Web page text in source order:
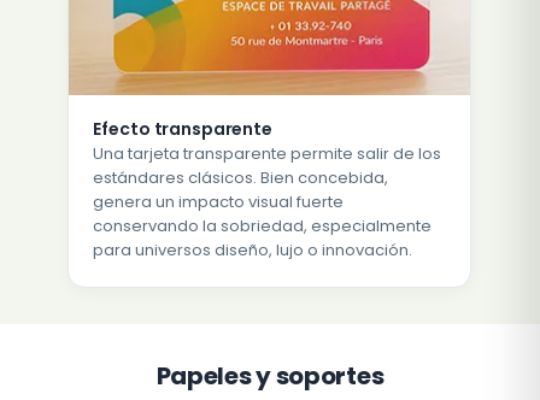
Efecto transparente
Una tarjeta transparente permite salir de los
estándares clásicos. Bien concebida,
genera un impacto visual fuerte
conservando la sobriedad, especialmente
para universos diseño, lujo o innovación.
Papeles y soportes